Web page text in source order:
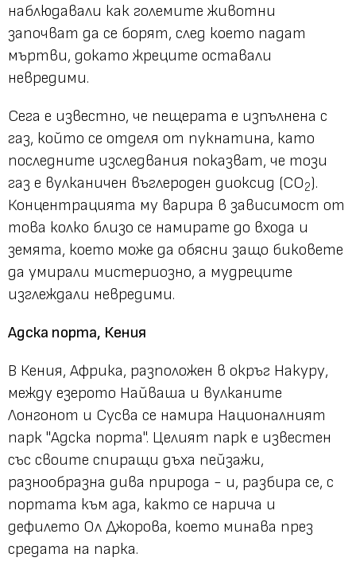
наблюдавали как големите животни
започват да се борят, след което падат
мъртви, докато жреците оставали
невредими.
Сега е известно, че пещерата е изпълнена с
газ, който се отделя от пукнатина, като
последните изследвания показват, че този
газ е вулканичен въглероден диоксид (CO2).
Концентрацията му варира в зависимост от
това колко близо се намирате до входа и
земята, което може да обясни защо биковете
да умирали мистериозно, а мудреците
изглеждали невредими.
Адска порта, Кения
В Кения, Африка, разположен в окръг Накуру,
между езерото Найваша и вулканите
Лонгонот и Сусва се намира Националният
парк "Адска порта". Целият парк е известен
със своите спиращи дъха пейзажи,
разнообразна дива природа - и, разбира се, с
портата към ада, както се нарича и
дефилето Ол Джорова, което минава през
средата на парка.